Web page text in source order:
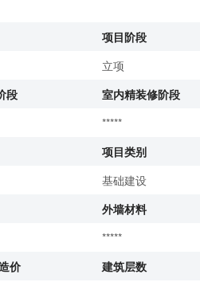
项目阶段
立项
段
室内精装修阶段
*****
项目类别
基础建设
外墙材料
*****
价 建筑层数